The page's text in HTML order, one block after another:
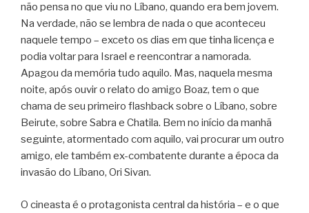
não pensa no que viu no Líbano, quando era bem jovem.
Na verdade, não se lembra de nada o que aconteceu
naquele tempo – exceto os dias em que tinha licença e
podia voltar para Israel e reencontrar a namorada.
Apagou da memória tudo aquilo. Mas, naquela mesma
noite, após ouvir o relato do amigo Boaz, tem o que
chama de seu primeiro flashback sobre o Líbano, sobre
Beirute, sobre Sabra e Chatila. Bem no início da manhã
seguinte, atormentado com aquilo, vai procurar um outro
amigo, ele também ex-combatente durante a época da
invasão do Líbano, Ori Sivan.
O cineasta é o protagonista central da história – e o que